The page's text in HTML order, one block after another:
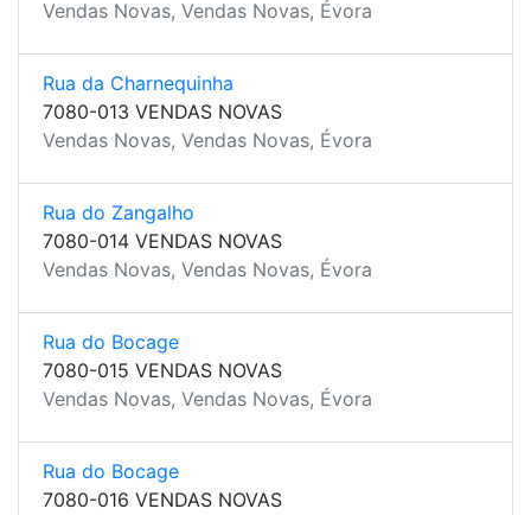
Vendas Novas, Vendas Novas, Évora
Rua da Charnequinha
7080-013 VENDAS NOVAS
Vendas Novas, Vendas Novas, Évora
Rua do Zangalho
7080-014 VENDAS NOVAS
Vendas Novas, Vendas Novas, Évora
Rua do Bocage
7080-015 VENDAS NOVAS
Vendas Novas, Vendas Novas, Évora
Rua do Bocage
7080-016 VENDAS NOVAS